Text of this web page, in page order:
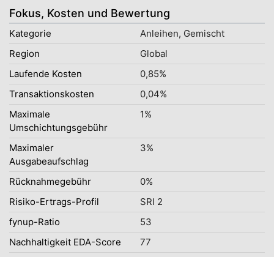
Fokus, Kosten und Bewertung
Kategorie
Anleihen, Gemischt
Region
Global
Laufende Kosten
0,85%
Transaktionskosten
0,04%
Maximale
Umschichtungsgebühr
1%
Maximaler
Ausgabeaufschlag
3%
Rücknahmegebühr
0%
Risiko-Ertrags-Profil
SRI 2
fynup-Ratio
53
Nachhaltigkeit EDA-Score
77